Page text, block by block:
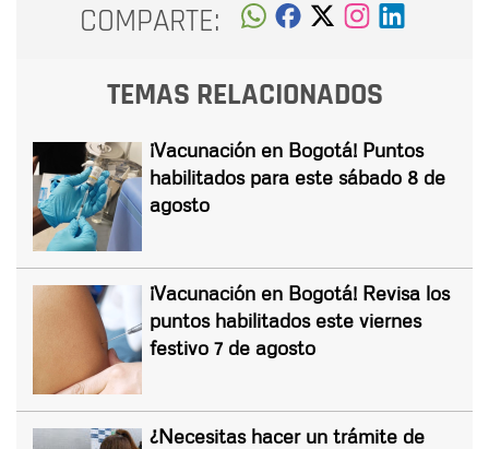
COMPARTE:
TEMAS RELACIONADOS
¡Vacunación en Bogotá! Puntos
habilitados para este sábado 8 de
agosto
¡Vacunación en Bogotá! Revisa los
puntos habilitados este viernes
festivo 7 de agosto
¿Necesitas hacer un trámite de